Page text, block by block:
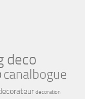
deco
canalbogue
decoration